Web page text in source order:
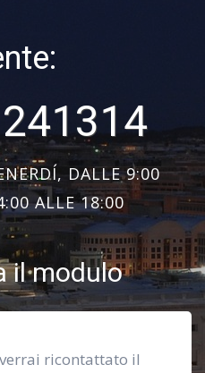
DALLE 9:00
ALLE 18:00
il modulo
ricontattato il